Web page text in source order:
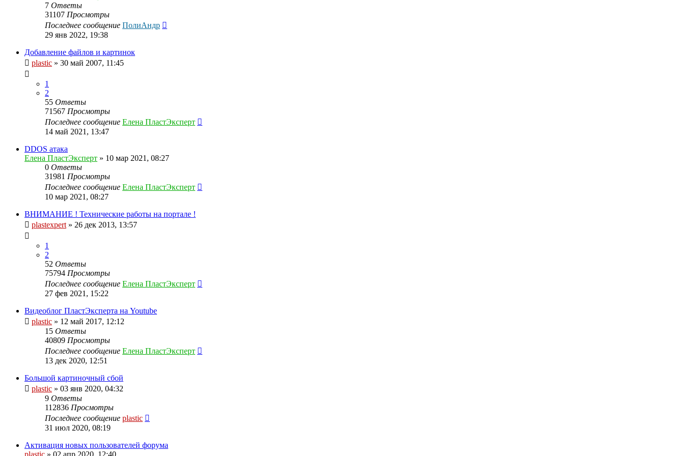
7 Ответы
31107 Просмотры
Последнее сообщение ПолиАндр
29 янв 2022, 19:38
Добавление файлов и картинок
plastic » 30 май 2007, 11:45
1
2
55 Ответы
71567 Просмотры
Последнее сообщение Елена ПластЭксперт
14 май 2021, 13:47
DDOS атака
Елена ПластЭксперт » 10 мар 2021, 08:27
0 Ответы
31981 Просмотры
Последнее сообщение Елена ПластЭксперт
10 мар 2021, 08:27
ВНИМАНИЕ ! Технические работы на портале !
plastexpert» 26 дек 2013, 13:57
1
2
52 Ответы
75794 Просмотры
Последнее сообщение Елена ПластЭксперт
27 фев 2021, 15:22
Видеоблог ПластЭксперта на Youtube
plastic » 12 май 2017, 12:12
15 Ответы
40809 Просмотры
Последнее сообщение Елена ПластЭксперт
13 дек 2020, 12:51
Большой картиночный сбой
plastic » 03 янв 2020, 04:32
9 Ответы
112836 Просмотры
Последнее сообщение plastic
31 июл 2020, 08:19
Активация новых пользователей форума